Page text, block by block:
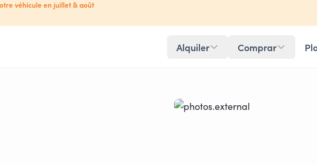
véhicule en juillet & août
Alquiler Comprar